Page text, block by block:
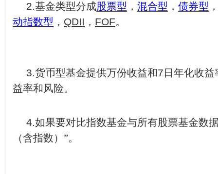
2.基金类型分成股票型 ， 混合型 ， 债券型
动指数型 ， QDII ， FOF。
3.货币型基金提供万份收益和7 日年化收
益率和风险。
4.如果要对比指数基金与所有股票基金数
（含指数）”。